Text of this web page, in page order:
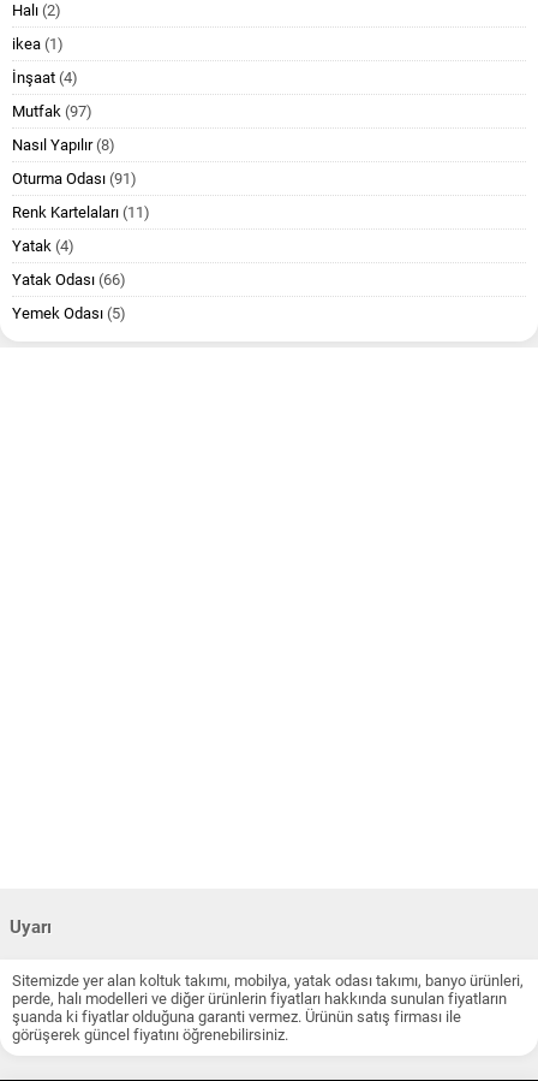
Halı (2)
ikea (1)
İnşaat (4)
Mutfak (97)
Nasıl Yapılır(8)
Oturma Odası (91)
Renk Kartelaları (11)
Yatak (4)
Yatak Odası (66)
Yemek Odası (5)
Uyarı
Sitemizde yer alan koltuk takımı, mobilya, yatak odası takımı, banyo ürünleri,
perde, halı modelleri ve diğer ürünlerin fiyatları hakkında sunulan fiyatların
şuanda ki fiyatlar olduğuna garanti vermez. Ürünün satış firması ile
görüşerek güncel fiyatını öğrenebilirsiniz.